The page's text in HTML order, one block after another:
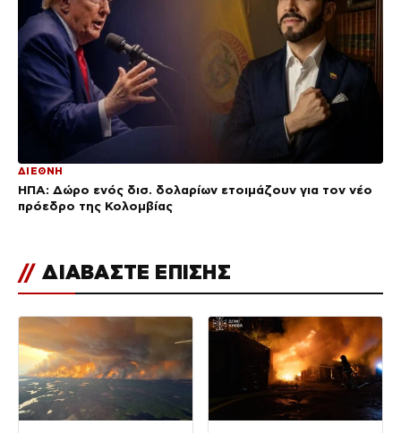
ΔΙΕΘΝΗ
ΗΠΑ: Δώρο ενός δισ. δολαρίων ετοιμάζουν για τον νέο
πρόεδρο της Κολομβίας
// ΔΙΑΒΑΣΤΕ ΕΠΙΣΗΣ